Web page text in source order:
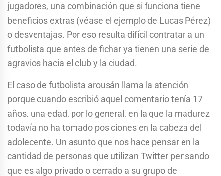
jugadores, una combinación que si funciona tiene
beneficios extras (véase el ejemplo de Lucas Pérez)
o desventajas. Por eso resulta difícil contratar a un
futbolista que antes de fichar ya tienen una serie de
agravios hacia el club y la ciudad.
El caso de futbolista arousán llama la atención
porque cuando escribió aquel comentario tenía 17
años, una edad, por lo general, en la que la madurez
todavía no ha tomado posiciones en la cabeza del
adolecente. Un asunto que nos hace pensar en la
cantidad de personas que utilizan Twitter pensando
que es algo privado o cerrado a su grupo de